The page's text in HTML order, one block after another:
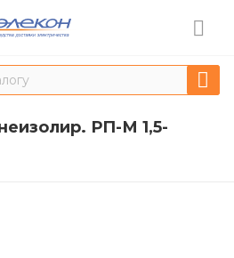
РП-М 1,5-